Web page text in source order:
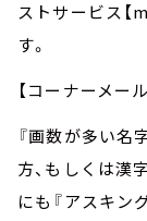
ストサービス【
す。
【コーナーメー
『画数が多い名
方、もしくは漢
にも『アスキン